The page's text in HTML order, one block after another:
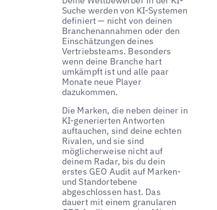
Suche werden von KI-Systemen
definiert — nicht von deinen
Branchenannahmen oder den
Einschätzungen deines
Vertriebsteams. Besonders
wenn deine Branche hart
umkämpft ist und alle paar
Monate neue Player
dazukommen.
Die Marken, die neben deiner in
KI-generierten Antworten
auftauchen, sind deine echten
Rivalen, und sie sind
möglicherweise nicht auf
deinem Radar, bis du dein
erstes GEO Audit auf Marken-
und Standortebene
abgeschlossen hast. Das
dauert mit einem granularen